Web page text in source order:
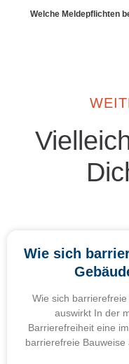
Wie sich
Wie sich
auswirkt In der
Barrierefreiheit eine
barrierefreie